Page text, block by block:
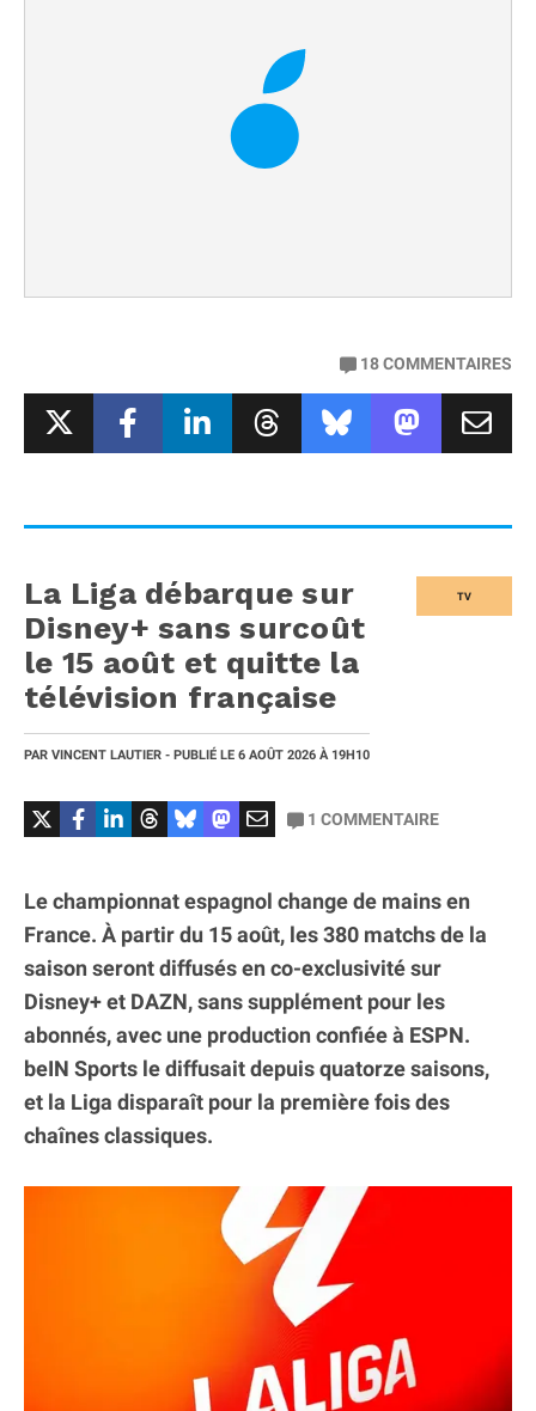
18COMMENTAIRES
TV
La Liga débarque sur
Disney+ sans surcoût
le 15 août et quitte la
télévision française
PAR VINCENT LAUTIER - PUBLIÉ LE 6 AOÛT 2026 À 19H10
1 COMMENTAIRE
Le championnat espagnol change de mains en
France. À partir du 15 août, les 380 matchs de la
saison seront diffusés en co-exclusivité sur
Disney+ et DAZN, sans supplément pour les
abonnés, avec une production confiée à ESPN.
beIN Sports le diffusait depuis quatorze saisons,
et la Liga disparaît pour la première fois des
chaînes classiques.